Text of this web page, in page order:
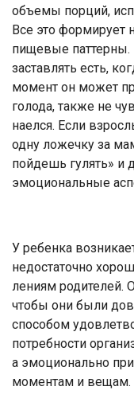
объемы порций,
Все это форми­рует
пищевые паттерны.
заставлять есть,
момент он может
голода, также не
наелся. Если
одну ложечку за
пойдешь гулять» и
эмоциональные
У ребенка
недостаточно
лениям родителей.
чтобы они были
способом
потребности
а эмоционально
моментам и вещам.